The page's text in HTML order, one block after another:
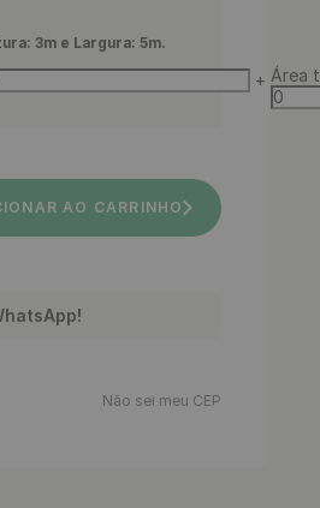
3m e Largura: 5m.
+ Área
AO CARRINHO
Não sei meu CEP